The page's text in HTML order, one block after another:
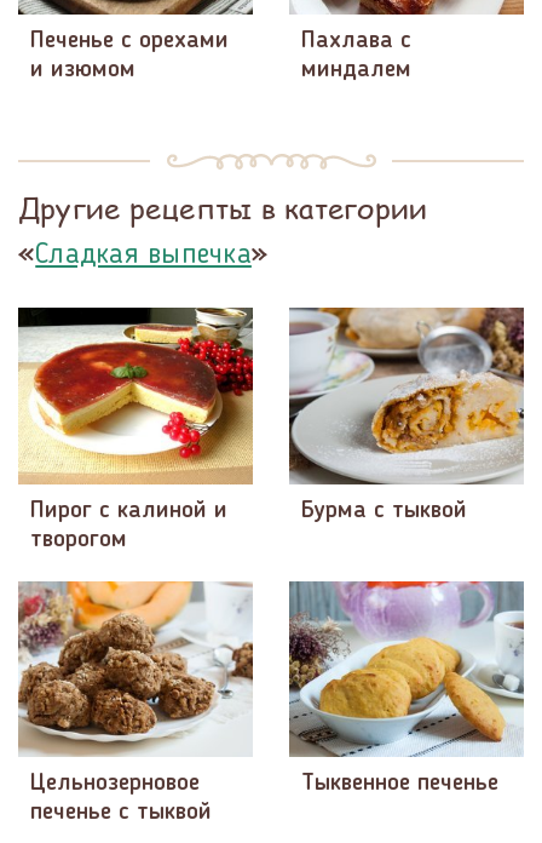
Печенье с орехами
и изюмом
Пахлава с
миндалем
Другие рецепты в категории
«Сладкая выпечка»
Пирог с калиной и
творогом
Бурма с тыквой
Цельнозерновое
печенье с тыквой
Тыквенное печенье